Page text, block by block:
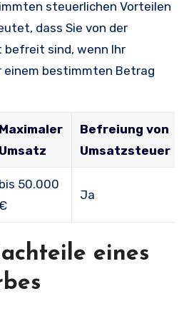
steuerlichen Vorteilen
dass Sie von der
sind, wenn Ihr
bestimmten Betrag
Maximaler
Umsatz
Befreiung von
Umsatzsteuer
bis 50.000
Ja
eines